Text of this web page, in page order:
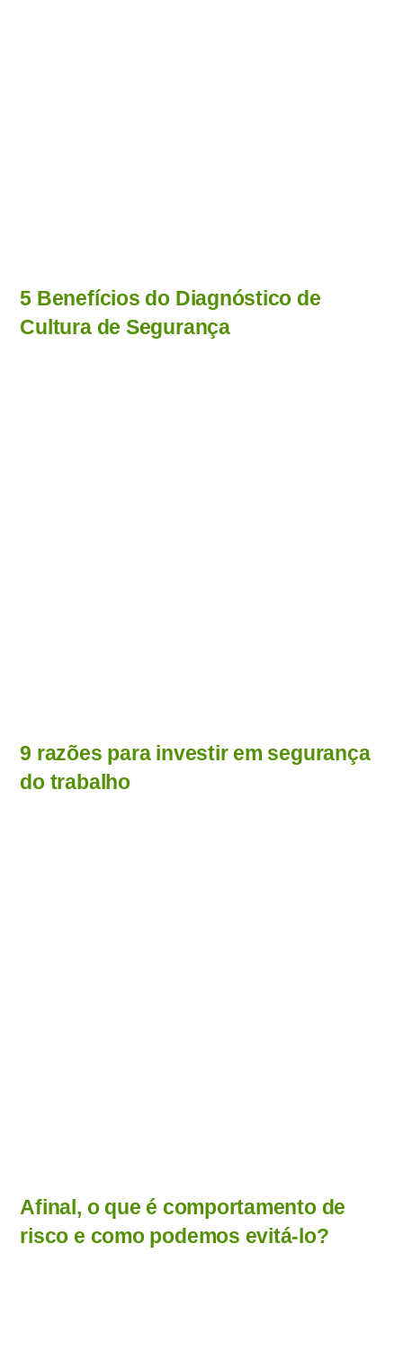
5 Benefícios do Diagnóstico de
Cultura de Segurança
9 razões para investir em segurança
do trabalho
Afinal, o que é comportamento de
risco e como podemos evitá-lo?